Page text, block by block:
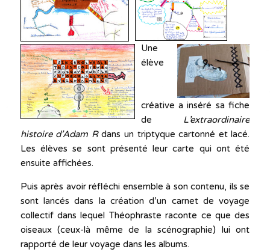
Une
élève
créative a inséré sa fiche
de L’extraordinaire
histoire d’Adam Rdans un triptyque cartonné et lacé.
Les élèves se sont présenté leur carte qui ont été
ensuite affichées.
Puis après avoir réfléchi ensemble à son contenu, ils se
sont lancés dans la création d’un carnet de voyage
collectif dans lequel Théophraste raconte ce que des
oiseaux (ceux-là même de la scénographie) lui ont
rapporté de leur voyage dans les albums.